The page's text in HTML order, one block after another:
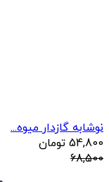
نوشابه گازدار میوه...
54,800 تومان
68,500